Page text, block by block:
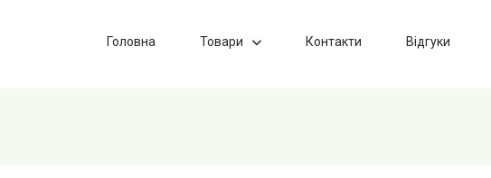
Головна Товари Контакти Відгуки